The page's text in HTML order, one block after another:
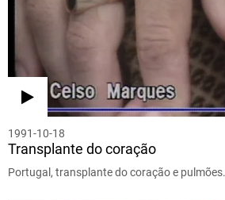
1991-10-18
Transplante do coração
Portugal, transplante do coração e pulmões.